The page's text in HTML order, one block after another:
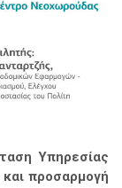
Υπηρεσίας
προσαρμογή